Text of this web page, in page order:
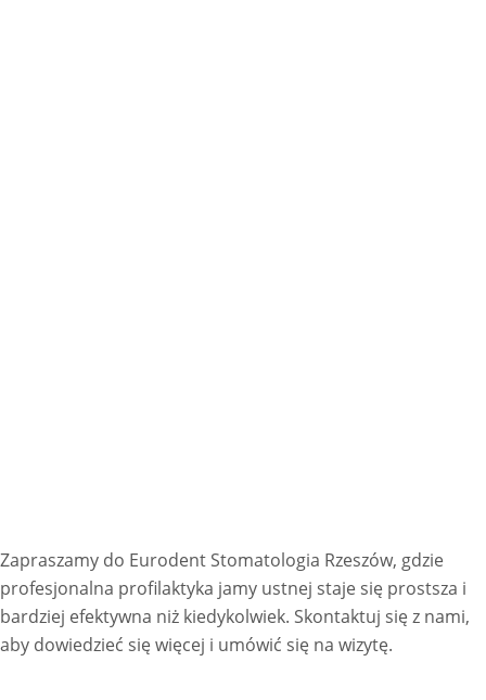
Zapraszamy do Eurodent Stomatologia Rzeszów, gdzie
profesjonalna profilaktyka jamy ustnej staje się prostsza i
bardziej efektywna niż kiedykolwiek. Skontaktuj się z nami,
aby dowiedzieć się więcej i umówić się na wizytę.